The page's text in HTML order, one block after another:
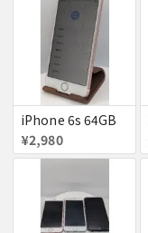
iPhone 6s 64GB
¥2,980